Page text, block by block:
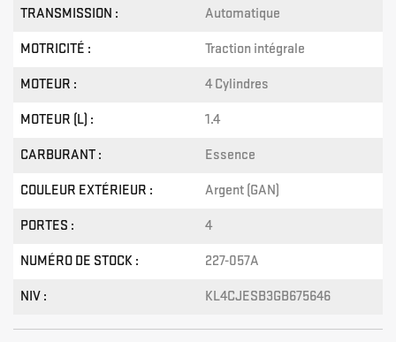
TRANSMISSION : Automatique
MOTRICITÉ : Traction intégrale
MOTEUR : 4 Cylindres
MOTEUR (L) : 1.4
CARBURANT : Essence
COULEUR EXTÉRIEUR : Argent (GAN)
PORTES : 4
NUMÉRO DE STOCK : 227-057A
NIV : KL4CJESB3GB675646